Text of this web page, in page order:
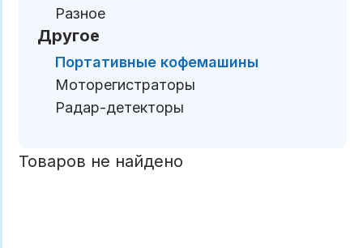
Разное
Другое
Портативные кофемашины
Моторегистраторы
Радар-детекторы
Товаров не найдено